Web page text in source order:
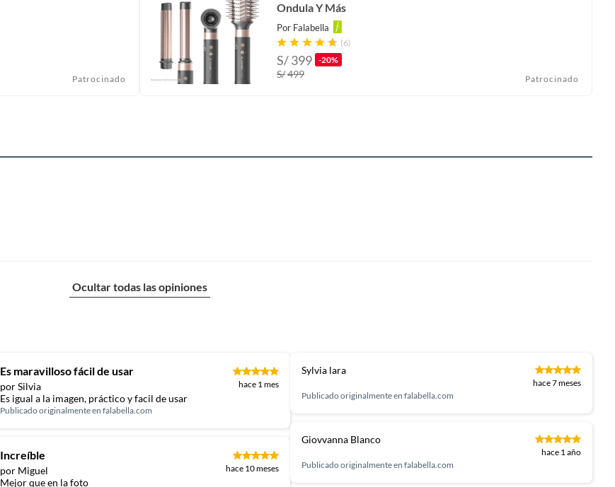
Patrocinado
Ondula Y Más
Por Falabella
(6)
S/399 -20%
S/499 Patrocinado
Ocultar todas las opiniones
Es maravilloso fácil de usar
por Silvia hace 1 mes
Es igual a la imagen, práctico y facil de usar
Publicado originalmente en falabella.com
Increíble
por Miguel hace 10 meses
Mejor que en la foto
Sylvia lara
hace 7 meses
Publicado originalmente enfalabella.com
Giovvanna Blanco
hace 1 año
Publicado originalmente enfalabella.com